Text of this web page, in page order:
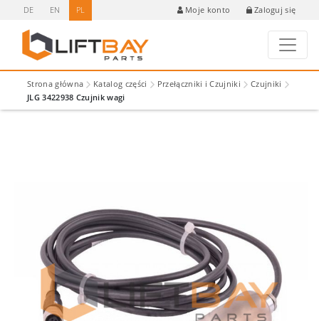
DE EN PL Moje konto Zaloguj się
Strona główna Katalog części Przełączniki i Czujniki
Czujniki
JLG 3422938 Czujnik wagi